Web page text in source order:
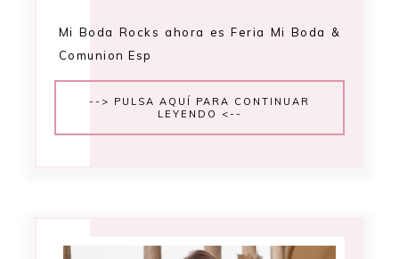
Mi Boda Rocks ahora es Feria Mi Boda &
Comunion Esp
--> PULSA AQUÍ PARA CONTINUAR
LEYENDO <--